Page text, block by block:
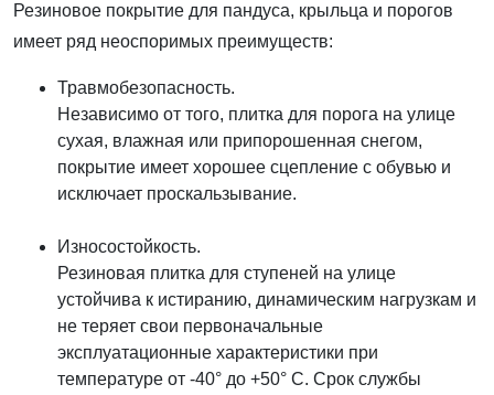
Резиновое покрытие для пандуса, крыльца и порогов
имеет ряд неоспоримых преимуществ:
Травмобезопасность.
Независимо от того, плитка для порога на улице
сухая, влажная или припорошенная снегом,
покрытие имеет хорошее сцепление с обувью и
исключает проскальзывание.
Износостойкость.
Резиновая плитка для ступеней на улице
устойчива к истиранию, динамическим нагрузкам и
не теряет свои первоначальные
эксплуатационные характеристики при
температуре от -40° до +50° С. Срок службы